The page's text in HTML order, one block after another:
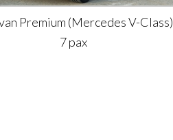
Premium (Mercedes V-Class)
7 pax